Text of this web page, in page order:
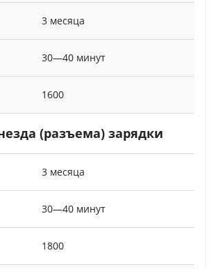
3 месяца
30—40 минут
1600
(разъема) зарядки
3 месяца
30—40 минут
1800